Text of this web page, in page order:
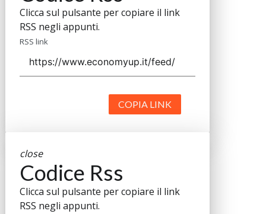
Clicca sul pulsante per copiare il link
RSS negli appunti.
RSS link
COPIA LINK
close
Codice Rss
Clicca sul pulsante per copiare il link
RSS negli appunti.